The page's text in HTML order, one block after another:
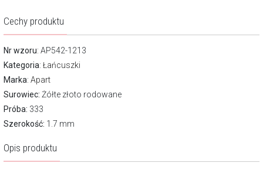
Cechy produktu
Nr wzoru: AP542-1213
Kategoria: Łańcuszki
Marka: Apart
Surowiec: Żółte złoto rodowane
Próba: 333
Szerokość: 1.7 mm
Opis produktu